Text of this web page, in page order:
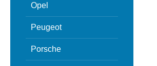
Opel
Peugeot
Porsche